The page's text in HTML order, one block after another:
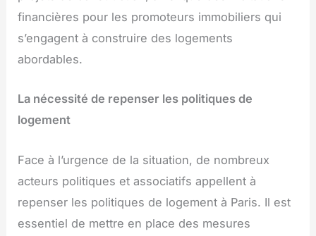
financières pour les promoteurs immobiliers qui
s’engagent à construire des logements
abordables.
La nécessité de repenser les politiques de
logement
Face à l’urgence de la situation, de nombreux
acteurs politiques et associatifs appellent à
repenser les politiques de logement à Paris. Il est
essentiel de mettre en place des mesures